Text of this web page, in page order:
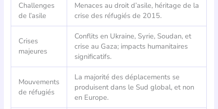
Challenges
de l’asile
Menaces au droit d’asile, héritage de la
crise des réfugiés de 2015.
Crises
majeures
Conflits en Ukraine, Syrie, Soudan, et
crise au Gaza; impacts humanitaires
significatifs.
Mouvements
de réfugiés
La majorité des déplacements se
produisent dans le Sud global, et non
en Europe.